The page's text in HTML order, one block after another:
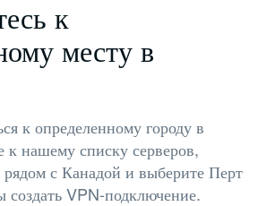
к
месту в
к определенному городу в
к нашему списку серверов,
с Канадой и выберите Перт
VPN-подключение.